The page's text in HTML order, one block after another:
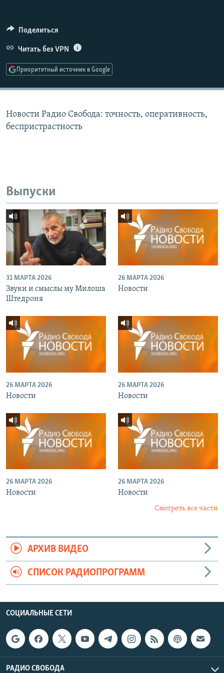
ПОДПИШИТЕСЬ НА РАССЫЛКУ
СОЦИАЛЬНЫЕ СЕТИ
Поделиться
Читать без VPN
Приоритетный источник в Google
Новости Радио Свобода: точность, оперативность,
беспристрастность
Выпуски
31 МАРТА 2026
Звуки и смыслы му Милоша
Штедроня
26 МАРТА 2026
Новости
26 МАРТА 2026
Новости
26 МАРТА 2026
Новости
26 МАРТА 2026
Новости
26 МАРТА 2026
Новости
Смотреть все части
АРХИВ ВИДЕО
СПИСОК РАДИОПРОГРАММ
СОЦИАЛЬНЫЕ СЕТИ
РАДИО СВОБОДА